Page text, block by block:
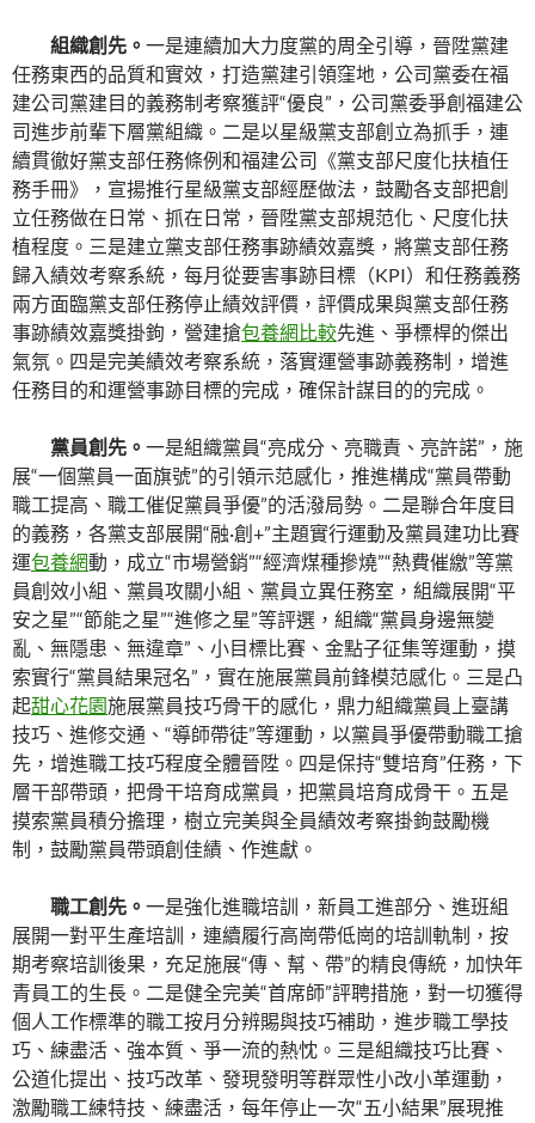
組織創先。 一是連續加大力度黨的周全引導，晉陞黨建
任務東西的品質和實效，打造黨建引領窪地，公司黨委在福
建公司黨建目的義務制考察獲評“優良”，公司黨委爭創福建公
司進步前輩下層黨組織。二是以星級黨支部創立為抓手，連
續貫徹好黨支部任務條例和福建公司《黨支部尺度化扶植任
務手冊》，宣揚推行星級黨支部經歷做法，鼓勵各支部把創
立任務做在日常、抓在日常，晉陞黨支部規范化、尺度化扶
植程度。三是建立黨支部任務事跡績效嘉獎，將黨支部任務
歸入績效考察系統，每月從要害事跡目標（KPI）和任務義務
兩方面臨黨支部任務停止績效評價，評價成果與黨支部任務
事跡績效嘉獎掛鉤，營建搶包養網比較先進、爭標桿的傑出
氣氛。四是完美績效考察系統，落實運營事跡義務制，增進
任務目的和運營事跡目標的完成，確保計謀目的的完成。
黨員創先。 一是組織黨員“亮成分、亮職責、亮許諾”，施
展“一個黨員一面旗號”的引領示范感化，推進構成“黨員帶動
職工提高、職工催促黨員爭優”的活潑局勢。二是聯合年度目
的義務，各黨支部展開“融·創+”主題實行運動及黨員建功比賽
運包養網動，成立“市場營銷”“經濟煤種摻燒”“熱費催繳”等黨
員創效小組、黨員攻關小組、黨員立異任務室，組織展開“平
安之星”“節能之星”“進修之星”等評選，組織“黨員身邊無變
亂、無隱患、無違章”、小目標比賽、金點子征集等運動，摸
索實行“黨員結果冠名”，實在施展黨員前鋒模范感化。三是凸
起甜心花園施展黨員技巧骨干的感化，鼎力組織黨員上臺講
技巧、進修交通、“導師帶徒”等運動，以黨員爭優帶動職工搶
先，增進職工技巧程度全體晉陞。四是保持“雙培育”任務，下
層干部帶頭，把骨干培育成黨員，把黨員培育成骨干。五是
摸索黨員積分擔理，樹立完美與全員績效考察掛鉤鼓勵機
制，鼓勵黨員帶頭創佳績、作進獻。
職工創先。 一是強化進職培訓，新員工進部分、進班組
展開一對平生產培訓，連續履行高崗帶低崗的培訓軌制，按
期考察培訓後果，充足施展“傳、幫、帶”的精良傳統，加快年
青員工的生長。二是健全完美“首席師”評聘措施，對一切獲得
個人工作標準的職工按月分辨賜與技巧補助，進步職工學技
巧、練盡活、強本質、爭一流的熱忱。三是組織技巧比賽、
公道化提出、技巧改革、發現發明等群眾性小改小革運動，
激勵職工練特技、練盡活，每年停止一次“五小結果”展現推